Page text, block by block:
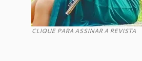
CLIQUE PARA ASSINAR A REVISTA